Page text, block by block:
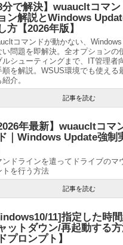
3分で解決】wuaucltコマ
ン解説とWindows
方【2026年版】
コマンドが動かない、
い問題を即解決。全オプションの
ルシューティングまで、IT管理者
順を解説。WSUS環境でも使える
介。
記事を読む
2026年最新】wuaucltコマ
｜Windows Update強制
ンドラインを遣ってドライブのマ
トを行う方法
記事を読む
11]指定した時
ットダウン/再起動する
プロンプト】